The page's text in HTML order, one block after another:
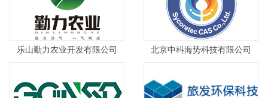
乐山勤力农业开发有限公司 北京中科海势科技有限公司